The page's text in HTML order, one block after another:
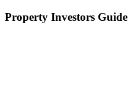
Property Investors Guide​​​​‌ ‍ ​‍​‍‌‍ ‌ ​‍‌‍‍‌‌‍‌ ‌‍‍‌‌‍ ‍​‍​‍​ ‍‍​‍​‍‌ ​ ‌‍​‌‌‍ ‍‌‍‍‌‌ ‌​‌ ‍‌​‍ ‍‌‍‍‌‌‍ ​‍​‍​‍ ​​‍​‍‌‍‍​‌ ​‍‌‍‌‌‌‍‌‍​‍​‍​ ‍‍​‍​‍‌‍‍​‌ ‌​‌ ‌​‌ ​​‌ ​ ​ ‍‍​‍ ​‍ ‌‍​‍‌‍‌‍‌ ​​​‍ ‌‌ ​​‌ ​‍‌‍ ‌ ​​‌‍‌‌‌ ​‍‌ ‌​‌ ‍‌​‍ ‌‌‍‌ ‌ ​‍‌‍ ‌ ‌‌‌ ​​​‍ ‍‌ ‌‍‌‍‌‌‌ ​‍‌‍​ ‌‍‌‌‌‍ ​​‍ ‍‌‍​‌‌ ​​‌ ​​​‍ ‌ ​ ‌ ‌​‌ ‌‌‌‍‌​‌‍‍‌‌‍ ​‍ ‌‍‍‌‌‍ ‍‌ ‌​‌‍‌‌‌‍ ‍‌ ‌​​‍ ‌‍‌‌‌‍‌​‌‍‍‌‌ ‌​​‍ ‌‍ ‌‌‍ ‌‍‌​‌‍‌‌​ ‌‌ ​​‌ ​‍‌‍‌‌‌ ​ ‌‍‌‌‌‍ ‍‌ ‌​‌‍​‌‌ ‌​‌‍‍‌‌‍ ‌‍ ‍​ ‍ ‌‍‍‌‌‍‌​​ ‌‌‍‍​‌‍ ‌‍ ‌‌‍‌‌‌‌​​‌‍​‌‌‍‌ ‌‍‌‌​ ‍ ‌ ‌​‌ ‍‌‌ ​​‌‍‌‌​ ‌‌‍‍​‌‍ ‌‍ ‌‌‍‌‌‌‌​​‌‍​‌‌‍‌ ‌‍‌‌​ ‍ ‌ ​​‌‍​‌‌ ‌​‌‍‍​​ ‌‌‍‌ ‌ ‌‌‌‍‍‌‌‍‌​‌‍‌‌‌ ​ ‌​​‍‌‍ ​‌‍ ‌‍​ ‌‍‍ ​‍ ‍‌‍‌ ‌ ‌‌‌‍‍‌‌‍‌​‌‍‌‌‌ ​ ​‍‌‌​ ‌‌‌​​‍‌‌ ‌‍‍ ‌‍‌‌‌ ‍‌​‍‌‌​ ​ ‌​‌​​‍‌‌​ ​ ‌​‌​​‍‌‌​ ​‍​ ​‍‌‍‌ ​‍ ‌​ ​‌​‍‌‌​ ​‍​ ​‍​‍‌‌​ ‌‌‌​‌​​‍ ‍‌ ‌​‌‍‍‌‌ ‌​‌‍ ​‌‍‌‌​ ‌‍​‍‌‍​‌‌ ​ ‌‍‌‌‌‌‌‌‌ ​‍‌‍ ​​ ‌‌‍‍​‌ ‌​‌ ‌​‌ ​​‌ ​ ​‍‌‌​ ​ ‌​​‌​‍‌‌​ ​‍‌​‌‍​‍‌‌​ ​‍‌​‌‍‌‍​‍‌‍‌‍‌ ​​​‍ ‌‌ ​​‌ ​‍‌‍ ‌ ​​‌‍‌‌‌ ​‍‌ ‌​‌ ‍‌​‍ ‌‌‍‌ ‌ ​‍‌‍ ‌ ‌‌‌ ​​​‍ ‍‌ ‌‍‌‍‌‌‌ ​‍‌‍​ ‌‍‌‌‌‍ ​​‍ ‍‌‍​‌‌ ​​‌ ​​​‍‌‌​ ​‍‌​‌‍‌ ​ ‌ ‌​‌ ‌‌‌‍‌​‌‍‍‌‌‍ ​‍‌‍‌‍‍‌‌‍‌​​ ‌‌‍‍​‌‍ ‌‍ ‌‌‍‌‌‌‌​​‌‍​‌‌‍‌ ‌‍‌‌​‍‌‍‌ ‌​‌ ‍‌‌ ​​‌‍‌‌​ ‌‌‍‍​‌‍ ‌‍ ‌‌‍‌‌‌‌​​‌‍​‌‌‍‌ ‌‍‌‌​‍‌‍‌ ​​‌‍​‌‌ ‌​‌‍‍​​ ‌‌‍‌ ‌ ‌‌‌‍‍‌‌‍‌​‌‍‌‌‌ ​ ‌​​‍‌‍ ​‌‍ ‌‍​ ‌‍‍ ​‍ ‍‌‍‌ ‌ ‌‌‌‍‍‌‌‍‌​‌‍‌‌‌ ​ ​‍‌‌​ ‌‌‌​​‍‌‌ ‌‍‍ ‌‍‌‌‌ ‍‌​‍‌‌​ ​ ‌​‌​​‍‌‌​ ​ ‌​‌​​‍‌‌​ ​‍​ ​‍‌‍‌ ​‍ ‌​ ​‌​‍‌‌​ ​‍​ ​‍​‍‌‌​ ‌‌‌​‌​​‍ ‍‌ ‌​‌‍‍‌‌ ‌​‌‍ ​‌‍‌‌​‍‌‍‌ ​​‌‍‌‌‌ ​‍‌ ​ ‌ ​​‌‍‌‌‌‍​ ‌ ‌​‌‍‍‌‌ ‌‍‌‍‌‌​ ‌‌ ​​‌ ‌‌‌‍​‍‌‍ ​‌‍‍‌‌ ​ ‌‍‍​‌‍‌‌‌‍‌​​‍​‍‌ ‌